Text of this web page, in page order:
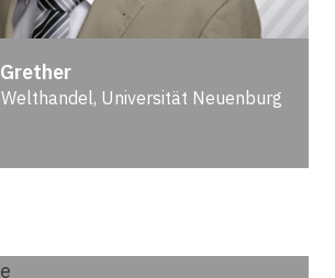
Universität Neuenburg